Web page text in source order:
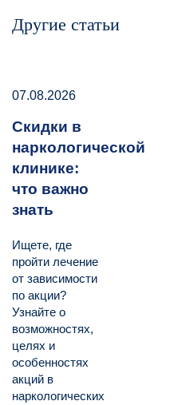
Другие статьи
07.08.2026
Скидки в
наркологической
клинике:
что важно
знать
Ищете, где
пройти лечение
от зависимости
по акции?
Узнайте о
возможностях,
целях и
особенностях
акций в
наркологических